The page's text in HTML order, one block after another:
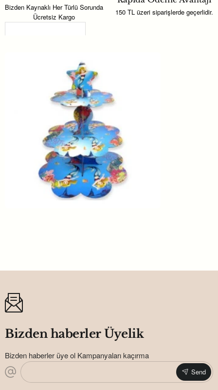
uyum sağlar. Diğer parti süslemeleriyle birlikte kullanarak masa
dekorasyonunuzu tamamlayabilirsiniz.
Bizden Kaynaklı Her Türlü Sorunda
Ücretsiz Kargo
150 TL üzeri siparişlerde geçerlidir.
Bizden haberler Üyelik
Bizden haberler üye ol Kampanyaları kaçırma
Send